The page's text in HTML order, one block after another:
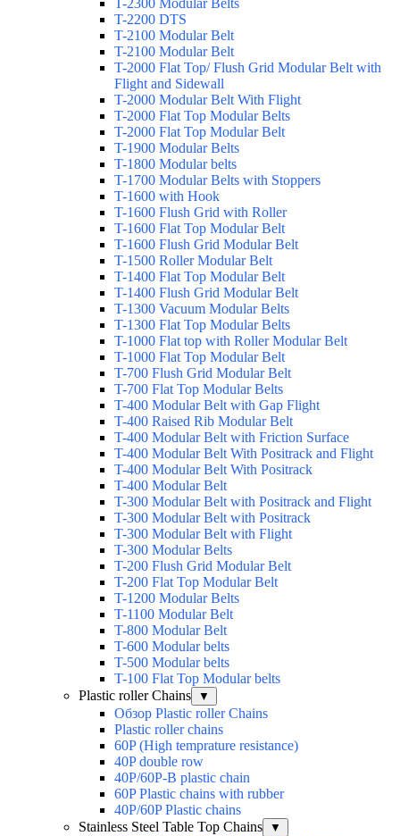
T-2300 Modular Belts
T-2200 DTS
T-2100 Modular Belt
T-2100 Modular Belt
T-2000 Flat Top/ Flush Grid Modular Belt with
Flight and Sidewall
T-2000 Modular Belt With Flight
T-2000 Flat Top Modular Belts
T-2000 Flat Top Modular Belt
T-1900 Modular Belts
T-1800 Modular belts
T-1700 Modular Belts with Stoppers
T-1600 with Hook
T-1600 Flush Grid with Roller
T-1600 Flat Top Modular Belt
T-1600 Flush Grid Modular Belt
T-1500 Roller Modular Belt
T-1400 Flat Top Modular Belt
T-1400 Flush Grid Modular Belt
T-1300 Vacuum Modular Belts
T-1300 Flat Top Modular Belts
T-1000 Flat top with Roller Modular Belt
T-1000 Flat Top Modular Belt
T-700 Flush Grid Modular Belt
T-700 Flat Top Modular Belts
T-400 Modular Belt with Gap Flight
T-400 Raised Rib Modular Belt
T-400 Modular Belt with Friction Surface
T-400 Modular Belt With Positrack and Flight
T-400 Modular Belt With Positrack
T-400 Modular Belt
T-300 Modular Belt with Positrack and Flight
T-300 Modular Belt with Positrack
T-300 Modular Belt with Flight
T-300 Modular Belts
T-200 Flush Grid Modular Belt
T-200 Flat Top Modular Belt
T-1200 Modular Belts
T-1100 Modular Belt
T-800 Modular Belt
T-600 Modular belts
T-500 Modular belts
T-100 Flat Top Modular belts
Plastic roller Chains
▼
Обзор Plastic roller Chains
Plastic roller chains
60P (High temprature resistance)
40P double row
40P/60P-B plastic chain
60P Plastic chains with rubber
40P/60P Plastic chains
Stainless Steel Table Top Chains
▼